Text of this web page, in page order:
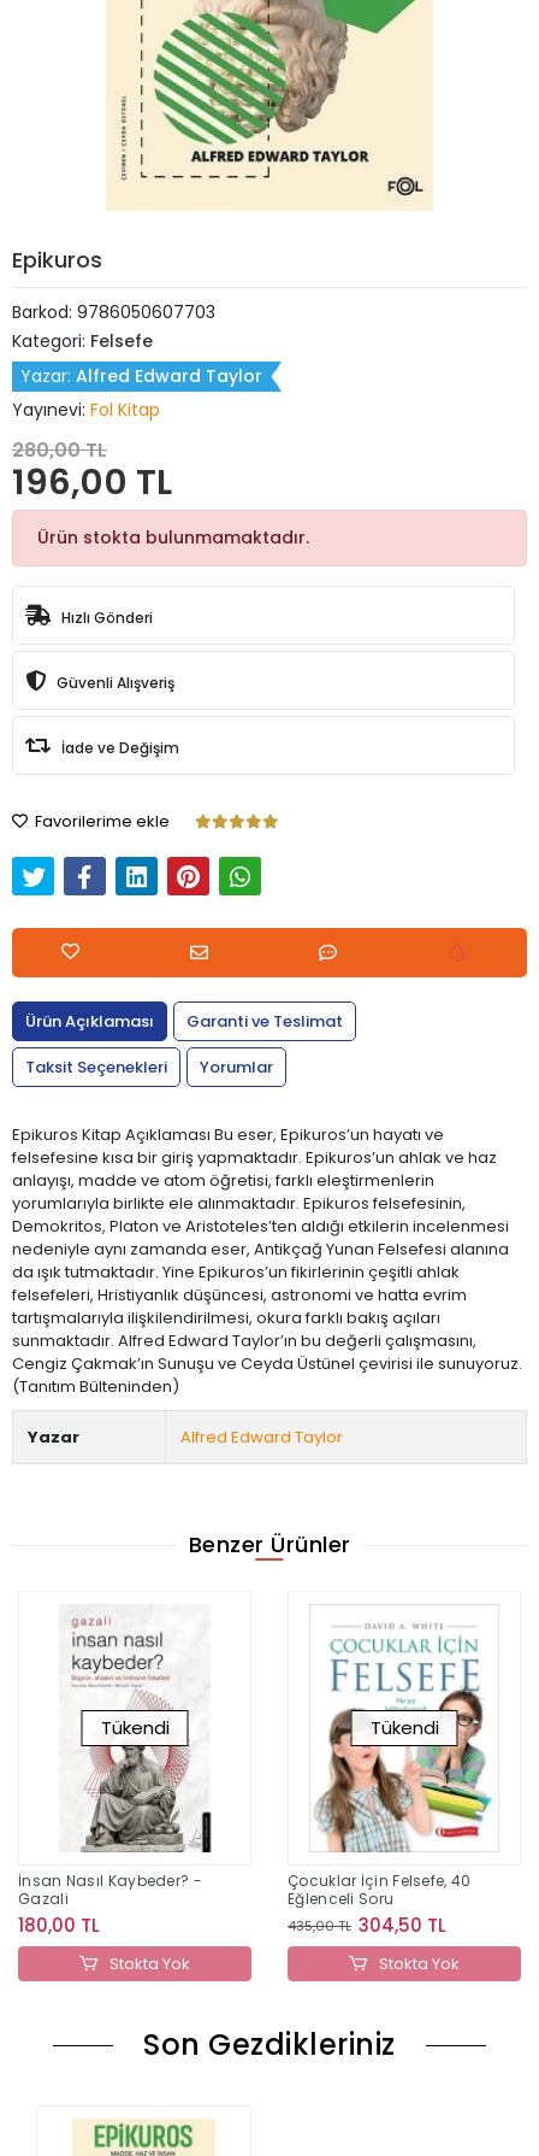
Epikuros
Barkod: 9786050607703
Kategori: Felsefe
Yazar: Alfred Edward Taylor
Yayınevi: Fol Kitap
280,00 TL
196,00 TL
Ürün stokta bulunmamaktadır.
Hızlı Gönderi
Güvenli Alışveriş
İade ve Değişim
Favorilerime ekle
Ürün Açıklaması
Garanti ve Teslimat
Taksit Seçenekleri
Yorumlar
Epikuros Kitap Açıklaması Bu eser, Epikuros’un hayatı ve
felsefesine kısa bir giriş yapmaktadır. Epikuros’un ahlak ve haz
anlayışı, madde ve atom öğretisi, farklı eleştirmenlerin
yorumlarıyla birlikte ele alınmaktadır. Epikuros felsefesinin,
Demokritos, Platon ve Aristoteles’ten aldığı etkilerin incelenmesi
nedeniyle aynı zamanda eser, Antikçağ Yunan Felsefesi alanına
da ışık tutmaktadır. Yine Epikuros’un fikirlerinin çeşitli ahlak
felsefeleri, Hristiyanlık düşüncesi, astronomi ve hatta evrim
tartışmalarıyla ilişkilendirilmesi, okura farklı bakış açıları
sunmaktadır. Alfred Edward Taylor’ın bu değerli çalışmasını,
Cengiz Çakmak’ın Sunuşu ve Ceyda Üstünel çevirisi ile sunuyoruz.
(Tanıtım Bülteninden)
Yazar Alfred Edward Taylor
Benzer Ürünler
Tükendi
İnsan Nasıl Kaybeder? -
Gazali
180,00 TL
Stokta Yok
Tükendi
Çocuklar İçin Felsefe, 40
Eğlenceli Soru
435,00 TL 304,50 TL
Stokta Yok
Son Gezdikleriniz